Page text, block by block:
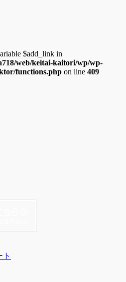
$add_link in
web/keitai-kaitori/wp/wp-
functions.php on line 409
ト